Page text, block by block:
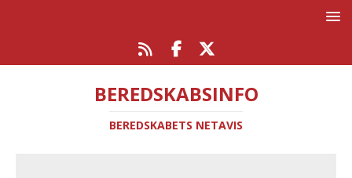
BEREDSKABSINFO
BEREDSKABETS NETAVIS